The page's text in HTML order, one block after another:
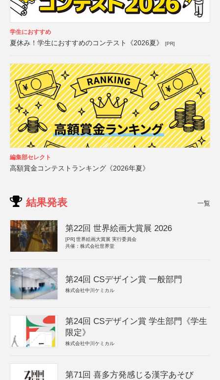
学生におすすめ
夏休み！学生におすすめのコンテスト《2026夏》 [PR]
編集部セレクト
高額賞金コンテストランキング《2026年夏》
結果発表 一覧
第22回 世界絵画大賞展 2026
[PR] 世界絵画大賞展 実行委員会
共催：株式会社世界堂
第24回 CSデザイン賞 一般部門
株式会社中川ケミカル
第24回 CSデザイン賞 学生部門《学生
限定》
株式会社中川ケミカル
第71回 喜多方発感じる漢字あそび